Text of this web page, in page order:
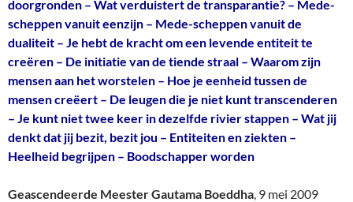
doorgronden – Wat verduistert de transparantie? – Mede-
scheppen vanuit eenzijn – Mede-scheppen vanuit de
dualiteit – Je hebt de kracht om een levende entiteit te
creëren – De initiatie van de tiende straal – Waarom zijn
mensen aan het worstelen – Hoe je eenheid tussen de
mensen creëert – De leugen die je niet kunt transcenderen
– Je kunt niet twee keer in dezelfde rivier stappen – Wat jij
denkt dat jij bezit, bezit jou – Entiteiten en ziekten –
Heelheid begrijpen – Boodschapper worden
Geascendeerde Meester Gautama Boeddha, 9 mei 2009